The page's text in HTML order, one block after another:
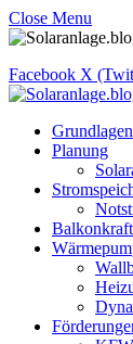
Close Menu
Facebook X
Grundlagen
Planung